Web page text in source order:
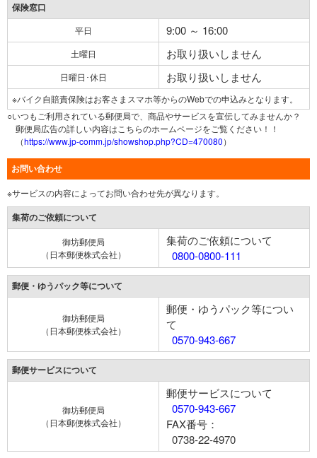
保険窓口
平日 9:00 ～ 16:00
土曜日 お取り扱いしません
日曜日･休日 お取り扱いしません
※バイク自賠責保険はお客さまスマホ等からのWebでの申込みとなります。
○いつもご利用されている郵便局で、商品やサービスを宣伝してみませんか？
郵便局広告の詳しい内容はこちらのホームページをご覧ください！！
（https://www.jp-comm.jp/showshop.php?CD=470080）
お問い合わせ
※サービスの内容によってお問い合わせ先が異なります。
集荷のご依頼について
御坊郵便局
（日本郵便株式会社）
集荷のご依頼について
0800-0800-111
郵便・ゆうパック等について
御坊郵便局
（日本郵便株式会社）
郵便・ゆうパック等につい
て
0570-943-667
郵便サービスについて
御坊郵便局
（日本郵便株式会社）
郵便サービスについて
0570-943-667
FAX番号：
0738-22-4970